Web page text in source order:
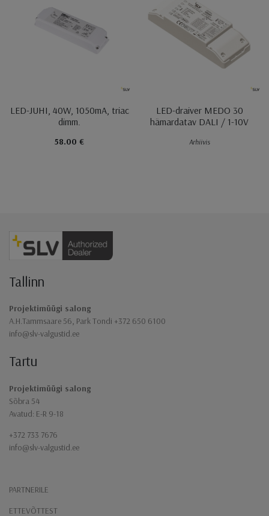
LED-JUHI, 40W, 1050mA, triac
dimm.
58.00 €
LED-draiver MEDO 30
hämardatav DALI / 1-10V
Arhiivis
Jaluse navigatsioon
Tallinn
Projektimüügi salong
A.H.Tammsaare 56, Park Tondi +372 650 6100
info@slv-valgustid.ee
Tartu
Projektimüügi salong
Sõbra 54
Avatud: E-R 9-18
+372 733 7676
info@slv-valgustid.ee
PARTNERILE
ETTEVÕTTEST